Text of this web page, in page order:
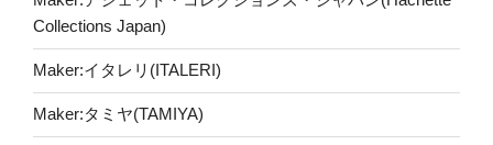
Collections Japan)
Maker:イタレリ(ITALERI)
Maker:タミヤ(TAMIYA)